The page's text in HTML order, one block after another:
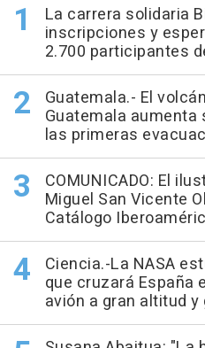
La carrera solidaria
inscripciones y
2.700 participantes
Guatemala.- El
Guatemala aumenta
las primeras
COMUNICADO: El
Miguel San Vicente
Catálogo
Ciencia.-La NASA
que cruzará España
avión a gran altitud